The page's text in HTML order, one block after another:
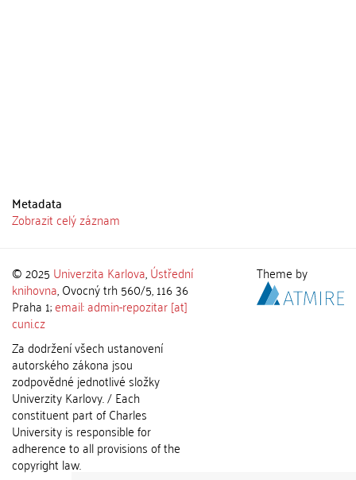
Metadata
Zobrazit celý záznam
© 2025 Univerzita Karlova,Ústřední
knihovna, Ovocný trh 560/5, 116 36
Praha 1;email: admin-repozitar [at]
cuni.cz
Za dodržení všech ustanovení
autorského zákona jsou
zodpovědné jednotlivé složky
Univerzity Karlovy. / Each
constituent part of Charles
University is responsible for
adherence to all provisions of the
copyright law.
Theme by